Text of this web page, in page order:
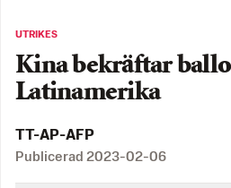
UTRIKES
Kina bekräftar
Latinamerika
TT-AP-AFP
Publicerad 2023-02-06